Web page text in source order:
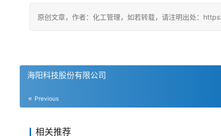
原创文章，作者：化工管理，如若转载，请注明出处：
海阳科技股份有限公司
Previous
相关推荐